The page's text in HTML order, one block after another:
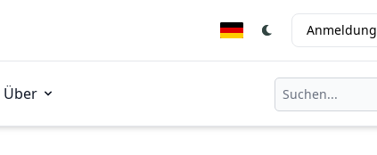
Anmeldung
Über